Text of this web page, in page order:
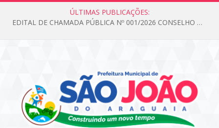
ÚLTIMAS PUBLICAÇÕES:
EDITAL DE CHAMADA PÚBLICA Nº 001/2026 CONSELHO DOS DIREITOS DA CRIANÇA E DO ADOLESCENTE